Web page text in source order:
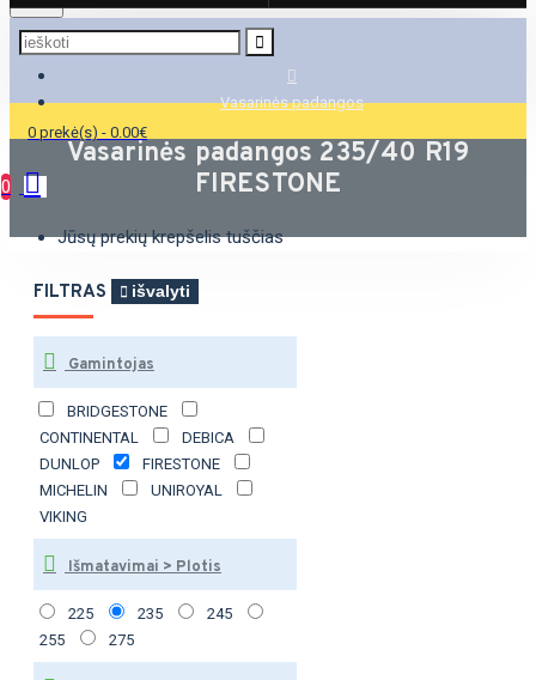
0 prekė(s) - 0.00€
0
Jūsų prekių krepšelis tuščias
Vasarinės padangos
Vasarinės padangos 235/40 R19
FIRESTONE
FILTRAS išvalyti
Gamintojas
BRIDGESTONE
CONTINENTAL
DEBICA
DUNLOP
FIRESTONE
MICHELIN
UNIROYAL
VIKING
Išmatavimai > Plotis
225 235
245
255
275